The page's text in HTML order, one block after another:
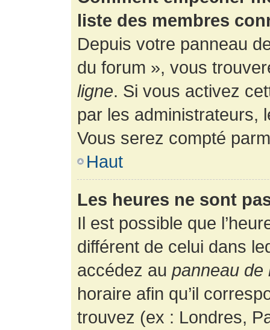
liste des membres
Depuis votre panneau
du forum », vous
ligne. Si vous activez
par les administrateurs,
Vous serez compté
Haut
Les heures ne sont
Il est possible que
différent de celui dans
accédez au panneau de
horaire afin qu’il
trouvez (ex : Londres,